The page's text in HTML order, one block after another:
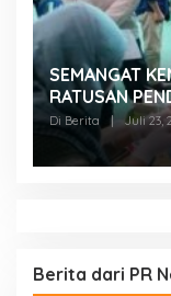
SEMANGAT
RATUSAN
STOK DARAH
Di Berita | Juli 23,
Berita dari PR